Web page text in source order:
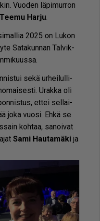
Vuo­den lä­pi­mur­ron
Tee­mu Har­ju.
2025 on Lu­kon
Sa­ta­kun­nan Tal­vik­
sekä ur­hei­lul­li­
Urak­ka oli
et­tei sel­lai­
joka vuo­si. Eh­kä se
koh­taa, sa­noi­vat
Sami Hau­ta­mä­kija